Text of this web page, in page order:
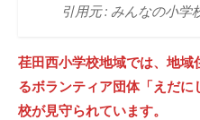
引用元 : みんなの小学
荏田西小学校地域では、地
るボランティア団体「えだ
校が見守られています。